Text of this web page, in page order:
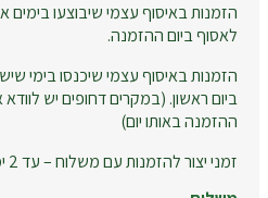
לאסוף ביום ההזמנה.
הזמנות באיסוף עצמי שיכנסו בימי
ביום ראשון. (במקרים דחופים יש
ההזמנה באותו יום)
זמני יצור להזמנות עם משלוח – עד 2 ימי עסקים.